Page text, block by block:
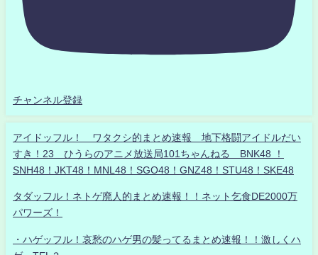
チャンネル登録
アイドッフル！ ワタクシ的まとめ速報 地下格闘アイドルだい
すき！23 ひうらのアニメ放送局101ちゃんねる BNK48 ！
SNH48！JKT48！MNL48！SGO48！GNZ48！STU48！SKE48
タダッフル！ネトゲ廃人的まとめ速報！！ネット乞食DE2000万
パワーズ！
・ハゲッフル！哀愁のハゲ男の髪ってるまとめ速報！！激しくハ